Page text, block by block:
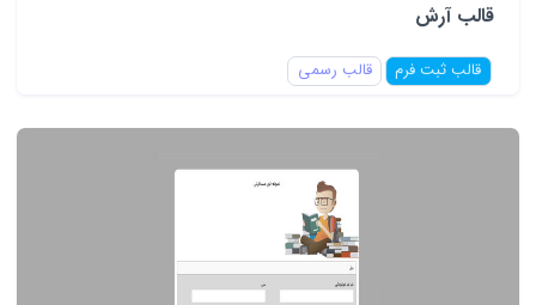
قالب آرش
قالب ثبت فرم قالب رسمی